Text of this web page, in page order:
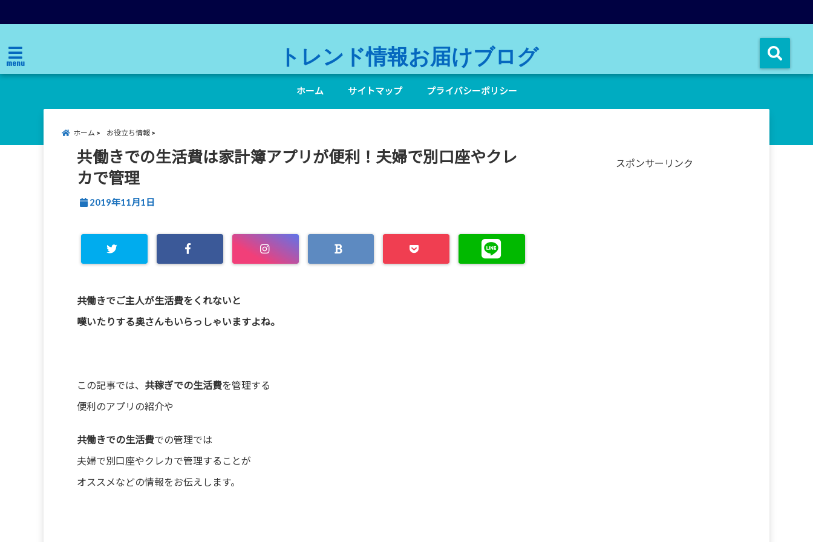
menu トレンド情報お届けブログ
ホーム サイトマップ プライバシーポリシー
ホーム お役立ち情報
共働きでの生活費は家計簿アプリが便利！夫婦で別口座やクレ
カで管理
2019年11月1日
共働きでご主人が生活費をくれないと
嘆いたりする奥さんもいらっしゃいますよね。
この記事では、 共稼ぎでの生活費を管理する
便利のアプリの紹介や
共働きでの生活費での管理では
夫婦で別口座やクレカで管理することが
オススメなどの情報をお伝えします。
スポンサーリンク